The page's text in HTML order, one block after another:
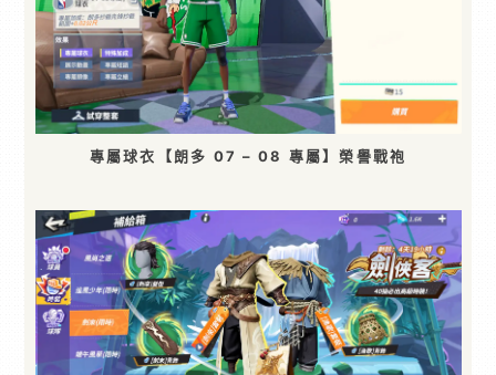
專屬球衣【朗多 07 – 08 專屬】榮譽戰袍